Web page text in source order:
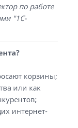
по работе
"1С-
корзины;
или как
интернет-